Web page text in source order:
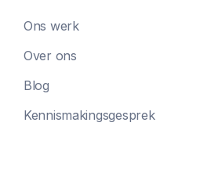
Ons werk
Over ons
Blog
Kennismakingsgesprek